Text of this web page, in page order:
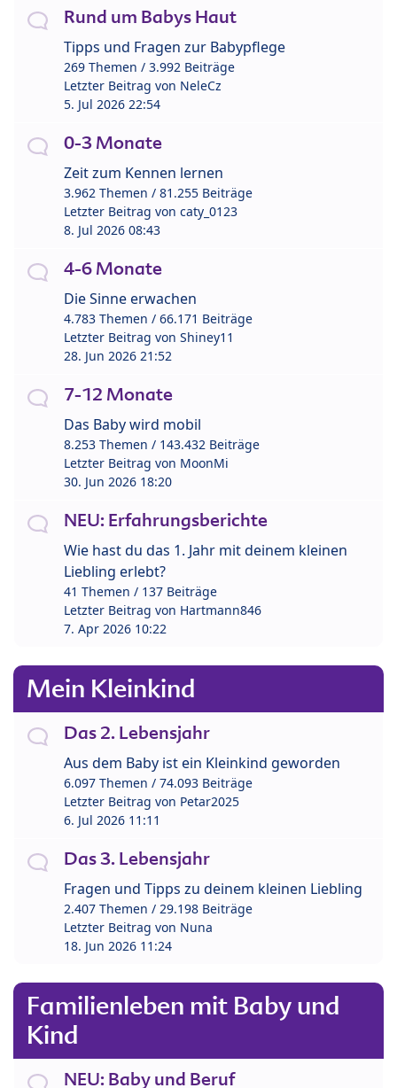
Rund um Babys Haut
Tipps und Fragen zur Babypflege
269 Themen / 3.992 Beiträge
Letzter Beitrag von NeleCz
5. Jul 2026 22:54
0-3 Monate
Zeit zum Kennen lernen
3.962 Themen / 81.255 Beiträge
Letzter Beitrag von caty_0123
8. Jul 2026 08:43
4-6 Monate
Die Sinne erwachen
4.783 Themen / 66.171 Beiträge
Letzter Beitrag von Shiney11
28. Jun 2026 21:52
7-12 Monate
Das Baby wird mobil
8.253 Themen / 143.432 Beiträge
Letzter Beitrag von MoonMi
30. Jun 2026 18:20
NEU: Erfahrungsberichte
Wie hast du das 1. Jahr mit deinem kleinen
Liebling erlebt?
41 Themen / 137 Beiträge
Letzter Beitrag von Hartmann846
7. Apr 2026 10:22
Mein Kleinkind
Das 2. Lebensjahr
Aus dem Baby ist ein Kleinkind geworden
6.097 Themen / 74.093 Beiträge
Letzter Beitrag von Petar2025
6. Jul 2026 11:11
Das 3. Lebensjahr
Fragen und Tipps zu deinem kleinen Liebling
2.407 Themen / 29.198 Beiträge
Letzter Beitrag von Nuna
18. Jun 2026 11:24
Familienleben mit Baby und
Kind
NEU: Baby und Beruf